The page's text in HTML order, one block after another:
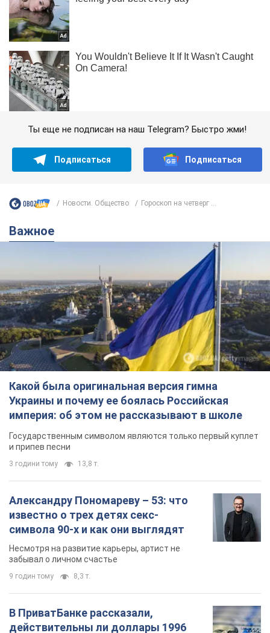
Ты еще не подписан на наш Telegram? Быстро жми!
Подписаться Подписаться
Новости. Общество Гороскоп на четверг ...
Важное
Какой была оригинальная версия гимна
Украины и почему ее боялась Российская
империя: об этом не рассказывают в школе
Государственным символом являются только первый куплет
и припев песни
3 години тому 13,8 т.
Александру Пономареву – 53: что
известно о трех детях секс-
символа 90-х и как они выглядят
Несмотря на развитие карьеры, артист не
забывал о личном счастье
9 годин тому 8,3 т.
В ПриватБанке рассказали,
действительны ли доллары 1996